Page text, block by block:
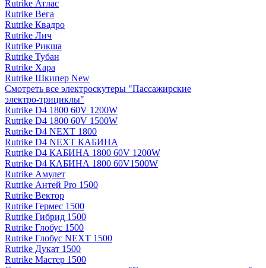
Rutrike Атлас
Rutrike Вега
Rutrike Квадро
Rutrike Лич
Rutrike Рикша
Rutrike Тубан
Rutrike Хара
Rutrike Шкипер New
Смотреть все электро­скутеры "Пассажирские
электро‑трициклы"
Rutrike D4 1800 60V 1200W
Rutrike D4 1800 60V 1500W
Rutrike D4 NEXT 1800
Rutrike D4 NEXT КАБИНА
Rutrike D4 КАБИНА 1800 60V 1200W
Rutrike D4 КАБИНА 1800 60V1500W
Rutrike Амулет
Rutrike Антей Pro 1500
Rutrike Вектор
Rutrike Гермес 1500
Rutrike Гибрид 1500
Rutrike Глобус 1500
Rutrike Глобус NEXT 1500
Rutrike Дукат 1500
Rutrike Мастер 1500